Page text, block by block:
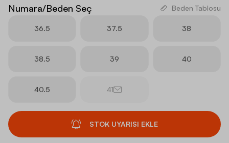
Numara/Beden Seç Beden Tablosu
36.5 37.5 38
38.5 39 40
40.5 41
STOK UYARISI EKLE